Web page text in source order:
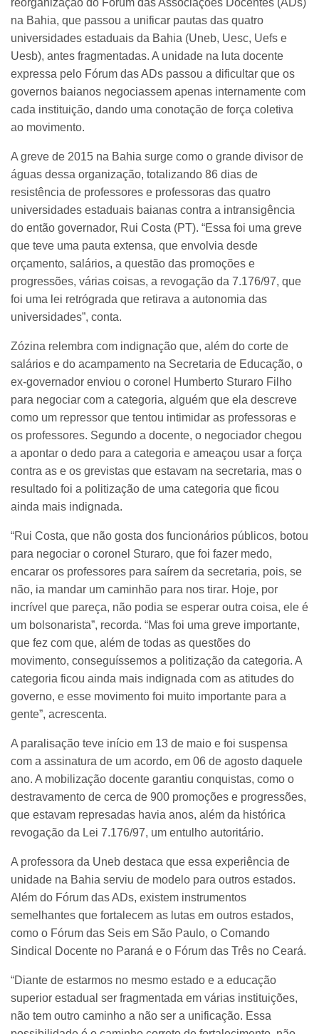
reorganização do Fórum das Associações Docentes (ADs)
na Bahia, que passou a unificar pautas das quatro
universidades estaduais da Bahia (Uneb, Uesc, Uefs e
Uesb), antes fragmentadas. A unidade na luta docente
expressa pelo Fórum das ADs passou a dificultar que os
governos baianos negociassem apenas internamente com
cada instituição, dando uma conotação de força coletiva
ao movimento.
A greve de 2015 na Bahia surge como o grande divisor de
águas dessa organização, totalizando 86 dias de
resistência de professores e professoras das quatro
universidades estaduais baianas contra a intransigência
do então governador, Rui Costa (PT). “Essa foi uma greve
que teve uma pauta extensa, que envolvia desde
orçamento, salários, a questão das promoções e
progressões, várias coisas, a revogação da 7.176/97, que
foi uma lei retrógrada que retirava a autonomia das
universidades”, conta.
Zózina relembra com indignação que, além do corte de
salários e do acampamento na Secretaria de Educação, o
ex-governador enviou o coronel Humberto Sturaro Filho
para negociar com a categoria, alguém que ela descreve
como um repressor que tentou intimidar as professoras e
os professores. Segundo a docente, o negociador chegou
a apontar o dedo para a categoria e ameaçou usar a força
contra as e os grevistas que estavam na secretaria, mas o
resultado foi a politização de uma categoria que ficou
ainda mais indignada.
“Rui Costa, que não gosta dos funcionários públicos, botou
para negociar o coronel Sturaro, que foi fazer medo,
encarar os professores para saírem da secretaria, pois, se
não, ia mandar um caminhão para nos tirar. Hoje, por
incrível que pareça, não podia se esperar outra coisa, ele é
um bolsonarista”, recorda. “Mas foi uma greve importante,
que fez com que, além de todas as questões do
movimento, conseguíssemos a politização da categoria. A
categoria ficou ainda mais indignada com as atitudes do
governo, e esse movimento foi muito importante para a
gente”, acrescenta.
A paralisação teve início em 13 de maio e foi suspensa
com a assinatura de um acordo, em 06 de agosto daquele
ano. A mobilização docente garantiu conquistas, como o
destravamento de cerca de 900 promoções e progressões,
que estavam represadas havia anos, além da histórica
revogação da Lei 7.176/97, um entulho autoritário.
A professora da Uneb destaca que essa experiência de
unidade na Bahia serviu de modelo para outros estados.
Além do Fórum das ADs, existem instrumentos
semelhantes que fortalecem as lutas em outros estados,
como o Fórum das Seis em São Paulo, o Comando
Sindical Docente no Paraná e o Fórum das Três no Ceará.
“Diante de estarmos no mesmo estado e a educação
superior estadual ser fragmentada em várias instituições,
não tem outro caminho a não ser a unificação. Essa